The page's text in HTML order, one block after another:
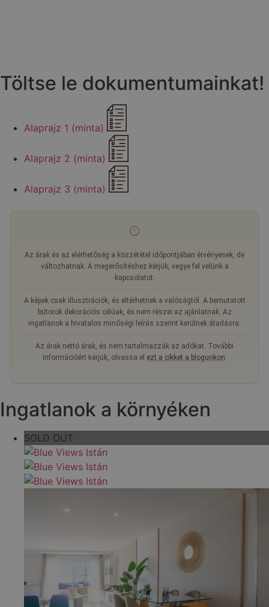
Töltse le dokumentumainkat!
Alaprajz 1 (minta)
Alaprajz 2 (minta)
Alaprajz 3 (minta)
Az árak és az elérhetőség a közzététel időpontjában érvényesek, de
változhatnak. A megerősítéshez kérjük, vegye fel velünk a
kapcsolatot.
A képek csak illusztrációk, és eltérhetnek a valóságtól. A bemutatott
bútorok dekorációs célúak, és nem részei az ajánlatnak. Az
ingatlanok a hivatalos minőségi leírás szerint kerülnek átadásra.
Az árak nettó árak, és nem tartalmazzák az adókat. További
információért kérjük, olvassa el ezt a cikket a blogunkon.
Ingatlanok a környéken
SOLD OUT